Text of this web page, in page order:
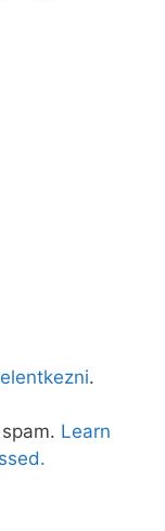
.
Learn